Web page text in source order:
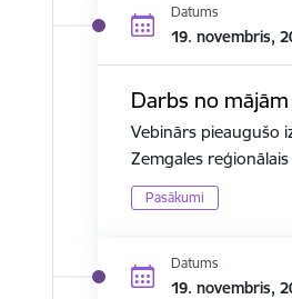
Datums
19. novembris,
Darbs no mājām
Vebinārs pieaugušo
Zemgales
Pasākumi
Datums
19. novembris,